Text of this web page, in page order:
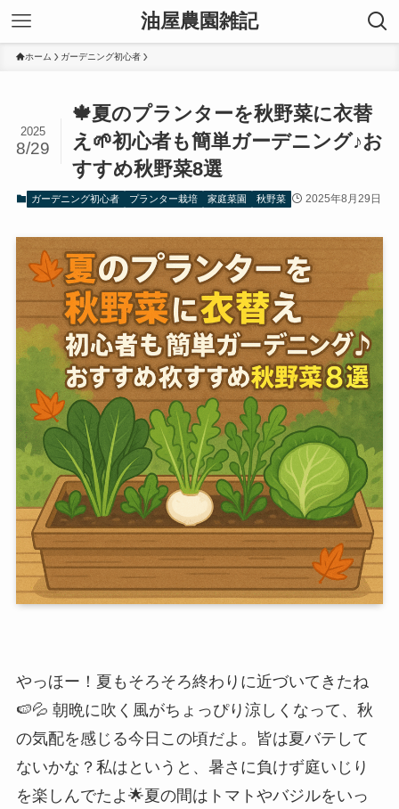
油屋農園雑記
ホーム ガーデニング初心者
🍁夏のプランターを秋野菜に衣替
え🌱初心者も簡単ガーデニング♪お
すすめ秋野菜8選
2025
8/29
ガーデニング初心者 プランター栽培 家庭菜園 秋野菜 2025年8月29日
やっほー！夏もそろそろ終わりに近づいてきたね
🍉💦 朝晩に吹く風がちょっぴり涼しくなって、秋
の気配を感じる今日この頃だよ。皆は夏バテして
ないかな？私はというと、暑さに負けず庭いじり
を楽しんでたよ🌟夏の間はトマトやバジルをいっ